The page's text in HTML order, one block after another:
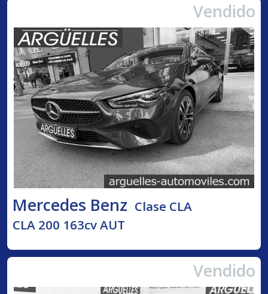
Vendido
Mercedes Benz Clase CLA
CLA 200 163cv AUT
Vendido